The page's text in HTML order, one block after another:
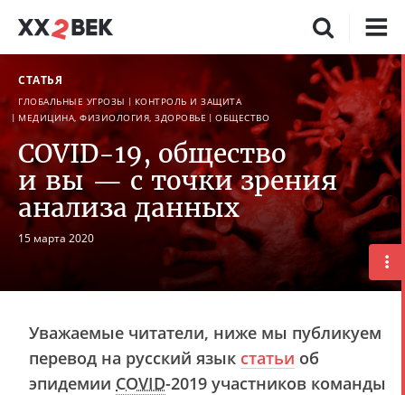
СТАТЬЯ
ГЛОБАЛЬНЫЕ УГРОЗЫ
КОНТРОЛЬ И ЗАЩИТА
МЕДИЦИНА, ФИЗИОЛОГИЯ, ЗДОРОВЬЕ
ОБЩЕСТВО
COVID-19, общество
и вы — с точки зрения
анализа данных
15 марта 2020
Уважаемые читатели, ниже мы публикуем
перевод на русский язык статьи об
эпидемии COVID-2019 участников команды